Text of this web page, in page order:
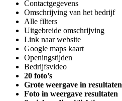
Contactgegevens
Omschrijving van het bedrijf
Alle filters
Uitgebreide omschrijving
Link naar website
Google maps kaart
Openingstijden
Bedrijfsvideo
20 foto’s
Grote weergave in resultaten
Foto in weergave resultaten